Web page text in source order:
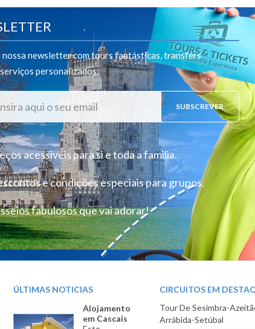
nossa newsletter com tours fantásticas, transfers
personalizados:
SUBSCREVER
acessiveis para si e toda a familia.
e condições especiais para grupos.
fabulosos que vai adorar!
ÚLTIMAS NOTICIAS
Alojamento
em Cascais
CIRCUITOS EM
Tour De Sesimbra-
Arrábida-Setúbal